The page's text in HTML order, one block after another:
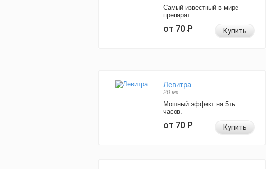
Самый известный в мире
препарат
от 70Р Купить
Левитра
20 мг
Мощный эффект на 5ть
часов.
от 70Р Купить